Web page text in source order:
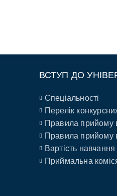
ВСТУП ДО
Спеціальності
Перелік
Правила прийому
Правила прийому
Вартість навчання
Приймальна